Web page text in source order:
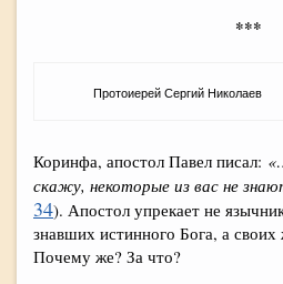
***
Протоиерей Сергий Николаев
Коринфа, апостол Павел писал:
скажу, некоторые из вас не
34). Апостол упрекает не
знавших истинного Бога, а своих
Почему же? За что?